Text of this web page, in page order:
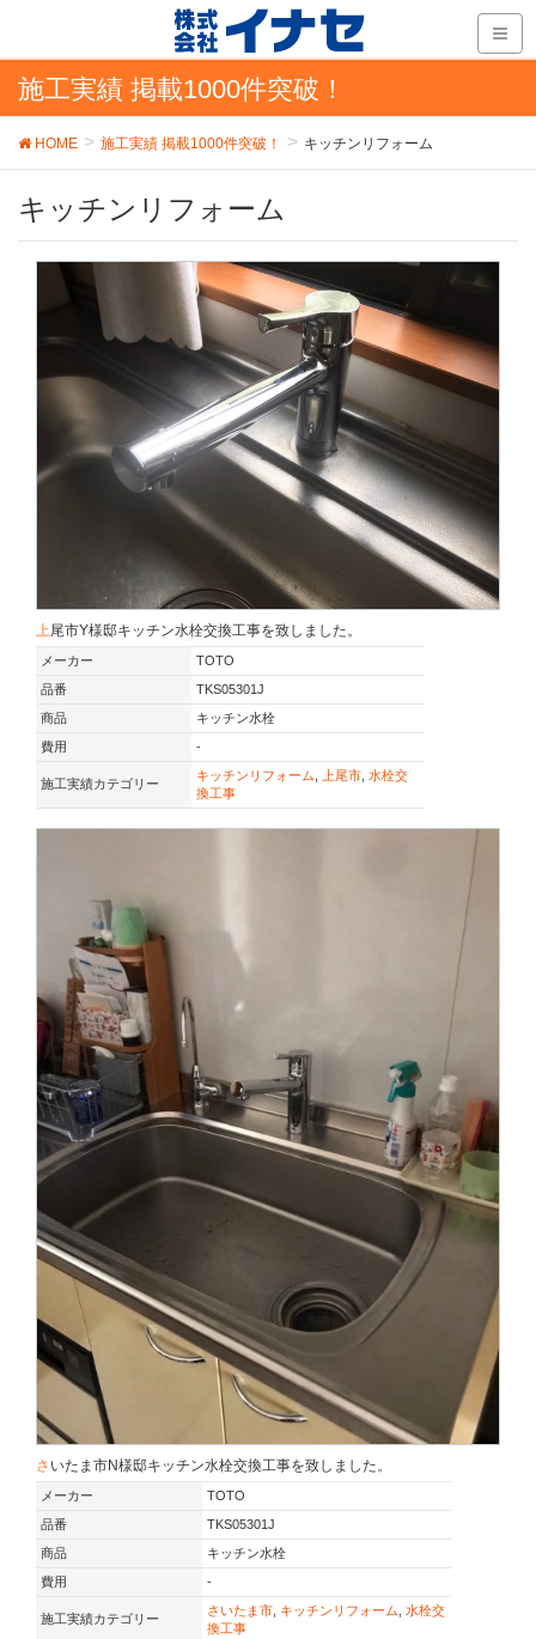
施工実績 掲載1000件突破！
HOME 施工実績 掲載1000件突破！ キッチンリフォーム
キッチンリフォーム
上尾市Y様邸キッチン水栓交換工事を致しました。
メーカー
TOTO
品番
TKS05301J
商品
キッチン水栓
費用
-
施工実績カテゴリー
キッチンリフォーム 上尾市 水栓交
換工事
さいたま市N様邸キッチン水栓交換工事を致しました。
メーカー
TOTO
品番
TKS05301J
商品
キッチン水栓
費用
-
施工実績カテゴリー
さいたま市 キッチンリフォーム 水栓交
換工事